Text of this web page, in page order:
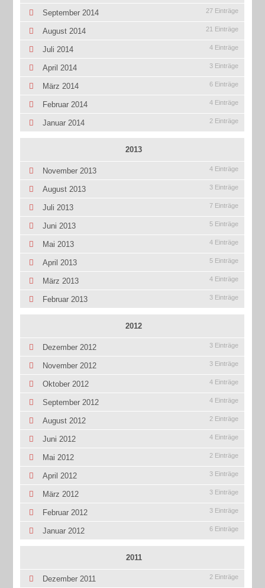
September 2014 27 Einträge
August 2014 21 Einträge
Juli 2014 4 Einträge
April 2014 3 Einträge
März 2014 6 Einträge
Februar 2014 4 Einträge
Januar 2014 2 Einträge
2013
November 2013 4 Einträge
August 2013 3 Einträge
Juli 2013 7 Einträge
Juni 2013 5 Einträge
Mai 2013 4 Einträge
April 2013 5 Einträge
März 2013 4 Einträge
Februar 2013 3 Einträge
2012
Dezember 2012 3 Einträge
November 2012 3 Einträge
Oktober 2012 4 Einträge
September 2012 4 Einträge
August 2012 2 Einträge
Juni 2012 4 Einträge
Mai 2012 2 Einträge
April 2012 3 Einträge
März 2012 3 Einträge
Februar 2012 3 Einträge
Januar 2012 6 Einträge
2011
Dezember 2011 2 Einträge